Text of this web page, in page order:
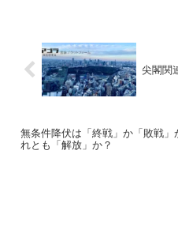
尖閣関
無条件降伏は「終戦」か「敗戦」
れとも「解放」か？